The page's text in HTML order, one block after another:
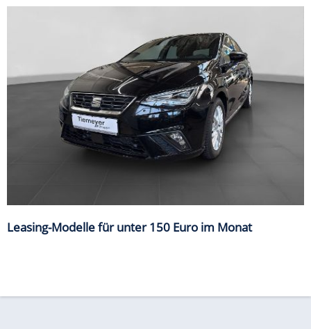
Leasing-Modelle für unter 150 Euro im Monat